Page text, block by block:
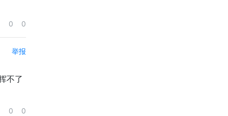
0 0
举报
不了
0 0